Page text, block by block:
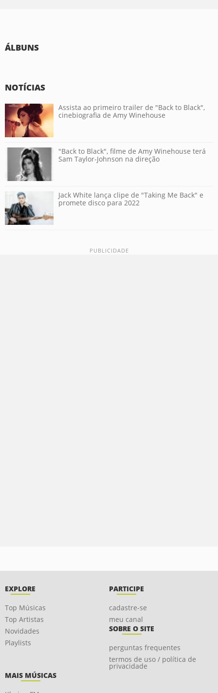
ÁLBUNS
NOTÍCIAS
Assista ao primeiro trailer de "Back to Black",
cinebiografia de Amy Winehouse
"Back to Black", filme de Amy Winehouse terá
Sam Taylor-Johnson na direção
Jack White lança clipe de "Taking Me Back" e
promete disco para 2022
EXPLORE
Top Músicas
Top Artistas
Novidades
Playlists
PARTICIPE
cadastre-se
meu canal
SOBRE O SITE
perguntas frequentes
termos de uso / política de
privacidade
MAIS MÚSICAS